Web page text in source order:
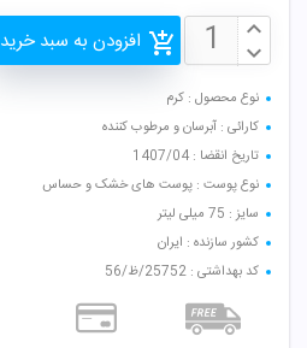
افزودن به سبد خرید
نوع محصول : کرم
کارائی : آبرسان و مرطوب کننده
تاریخ انقضا : 1407/04
نوع پوست : پوست های خشک و حساس
سایز : 75 میلی لیتر
کشور سازنده : ایران
کد بهداشتی : 25752/ظ/56